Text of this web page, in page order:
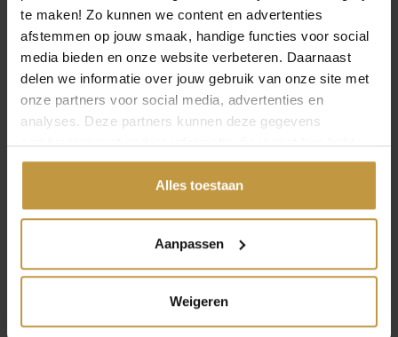
te maken! Zo kunnen we content en advertenties
afstemmen op jouw smaak, handige functies voor social
media bieden en onze website verbeteren. Daarnaast
delen we informatie over jouw gebruik van onze site met
onze partners voor social media, advertenties en
analyses. Deze partners kunnen deze gegevens
combineren met andere informatie die je met hen hebt
gedeeld of die ze hebben verzameld via jouw gebruik van
Alles toestaan
Aanpassen
Weigeren
39,90
AZE JEWELS FIGARO
ARMBAND 21CM AZ-
werkdag
AZE JEWELS FIGARO
EIGHT – INOX
ARMBAND 19,5CM AZ-
werkdag